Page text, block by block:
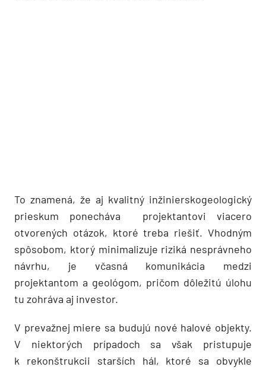
To znamená, že aj kvalitný inžinierskogeologický
prieskum ponecháva projektantovi viacero
otvorených otázok, ktoré treba riešiť. Vhodným
spôsobom, ktorý minimalizuje riziká nesprávneho
návrhu, je včasná komunikácia medzi
projektantom a geológom, pričom dôležitú úlohu
tu zohráva aj investor.
V prevažnej miere sa budujú nové halové objekty.
V niektorých prípadoch sa však pristupuje
k rekonštrukcii starších hál, ktoré sa obvykle